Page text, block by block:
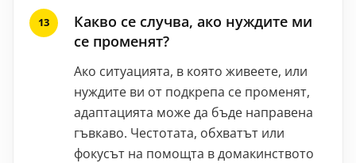
Какво се случва, ако нуждите ми
се променят?
Ако ситуацията, в която живеете, или
нуждите ви от подкрепа се променят,
адаптацията може да бъде направена
гъвкаво. Честотата, обхватът или
фокусът на помощта в домакинството